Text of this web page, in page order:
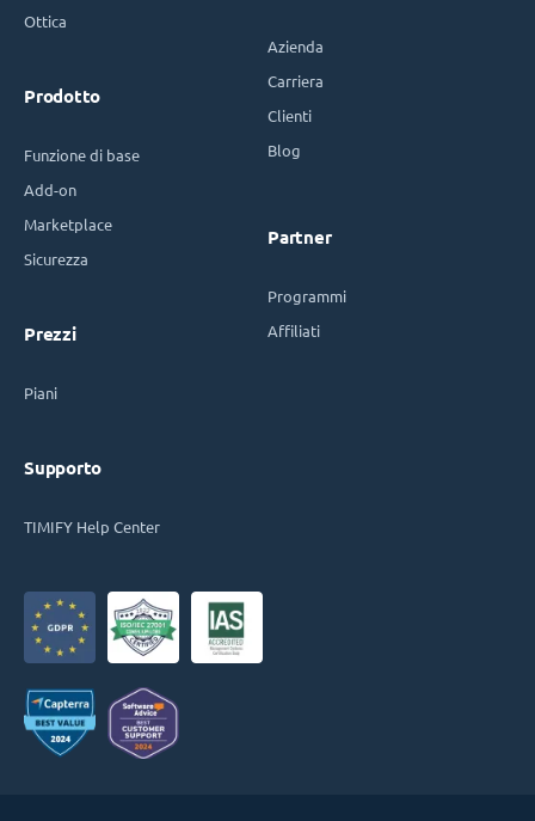
Ottica
Prodotto
Funzione di base
Add-on
Marketplace
Sicurezza
Prezzi
Piani
Supporto
TIMIFY Help Center
Azienda
Carriera
Clienti
Blog
Partner
Programmi
Affiliati